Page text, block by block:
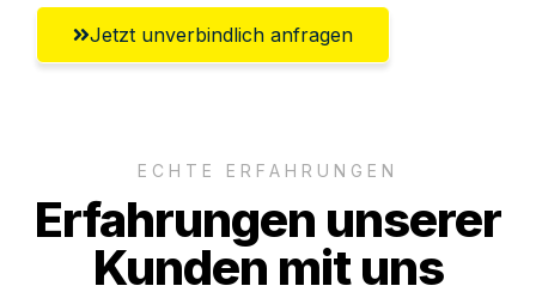
Jetzt unverbindlich anfragen
ECHTE ERFAHRUNGEN
Erfahrungen unserer
Kunden mit uns